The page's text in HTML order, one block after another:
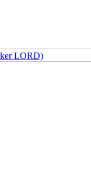
LORD)